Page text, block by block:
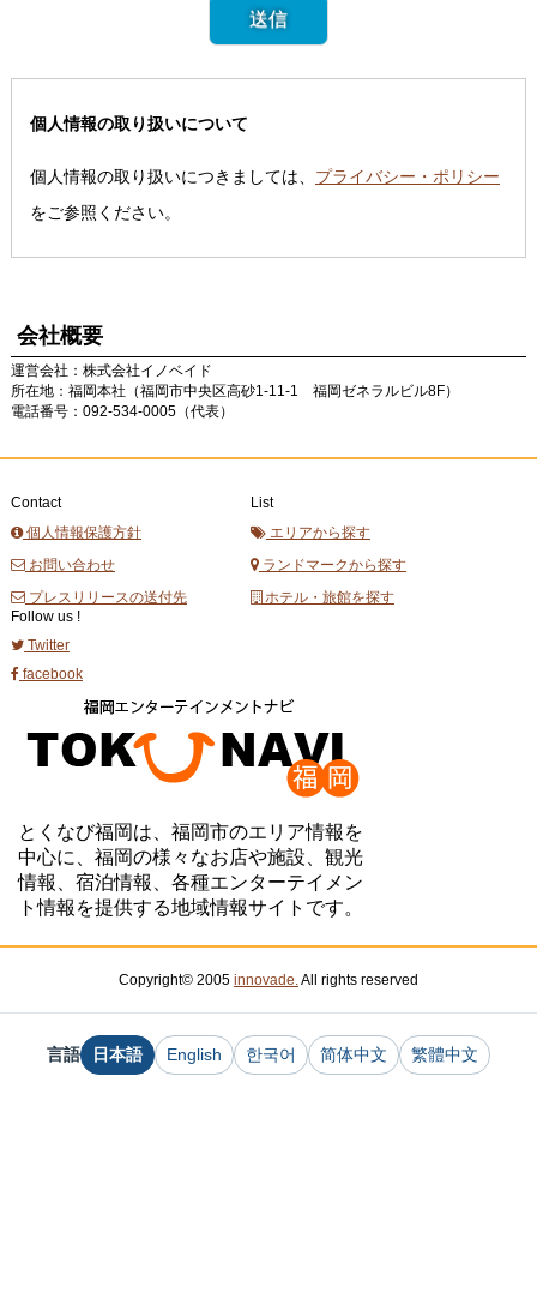
個人情報の取り扱いについて
個人情報の取り扱いにつきましては、 プライバシー・ポリシー
をご参照ください。
会社概要
運営会社：株式会社イノベイド
所在地：福岡本社（福岡市中央区高砂1-11-1 福岡ゼネラルビル8F）
電話番号：092-534-0005（代表）
Contact
個人情報保護方針
お問い合わせ
プレスリリースの送付先
List
エリアから探す
ランドマークから探す
ホテル・旅館を探す
Follow us !
Twitter
facebook
とくなび福岡は、福岡市のエリア情報を
中心に、福岡の様々なお店や施設、観光
情報、宿泊情報、各種エンターテイメン
ト情報を提供する地域情報サイトです。
Copyright© 2005 innovade.All rights reserved
言語 日本語 English 한국어 简体中文 繁體中文